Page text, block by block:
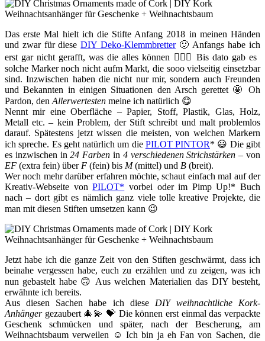
Das erste Mal hielt ich die Stifte Anfang 2018 in meinen Händen
und zwar für dieseDIY Deko-Klemmbretter🙂 Anfangs habe ich
erst gar nicht gerafft, was die alles können 🤷🏻‍♀️ Bis dato gab es
solche Marker noch nicht aufm Markt, die sooo vielseitig einsetzbar
sind. Inzwischen haben die nicht nur mir, sondern auch Freunden
und Bekannten in einigen Situationen den Arsch gerettet 🤩 Oh
Pardon, den Allerwertesten meine ich natürlich 😋
Nennt mir eine Oberfläche – Papier, Stoff, Plastik, Glas, Holz,
Metall etc. – kein Problem, der Stift schreibt und malt problemlos
darauf. Spätestens jetzt wissen die meisten, von welchen Markern
ich spreche. Es geht natürlich um die PILOT PINTOR* 😃 Die gibt
es inzwischen in24 Farben in 4 verschiedenen Strichstärken – von
EF (extra fein) über F (fein) bis M(mittel) und B (breit).
Wer noch mehr darüber erfahren möchte, schaut einfach mal auf der
Kreativ-Webseite vonPILOT* vorbei oder im Pimp Up!* Buch
nach – dort gibt es nämlich ganz viele tolle kreative Projekte, die
man mit diesen Stiften umsetzen kann 😉
Jetzt habe ich die ganze Zeit von den Stiften geschwärmt, dass ich
beinahe vergessen habe, euch zu erzählen und zu zeigen, was ich
nun gebastelt habe 🙃 Aus welchen Materialien das DIY besteht,
erwähnte ich bereits.
Aus diesen Sachen habe ich diese DIY weihnachtliche Kork-
Anhängergezaubert 🎄💫 💝 Die können erst einmal das verpackte
Geschenk schmücken und später, nach der Bescherung, am
Weihnachtsbaum verweilen ☺️ Ich bin ja eh Fan von Sachen, die